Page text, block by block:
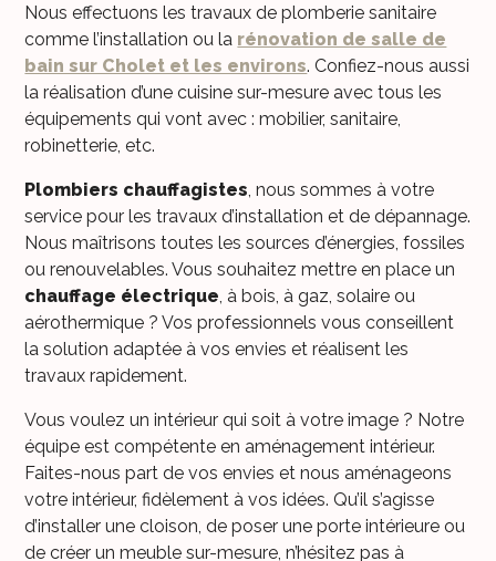
Nous effectuons les travaux de plomberie sanitaire
comme l’installation ou la rénovation de salle de
bain sur Cholet et les environs. Confiez-nous aussi
la réalisation d’une cuisine sur-mesure avec tous les
équipements qui vont avec : mobilier, sanitaire,
robinetterie, etc.
Plombiers chauffagistes , nous sommes à votre
service pour les travaux d’installation et de dépannage.
Nous maîtrisons toutes les sources d’énergies, fossiles
ou renouvelables. Vous souhaitez mettre en place un
chauffage électrique , à bois, à gaz, solaire ou
aérothermique ? Vos professionnels vous conseillent
la solution adaptée à vos envies et réalisent les
travaux rapidement.
Vous voulez un intérieur qui soit à votre image ? Notre
équipe est compétente en aménagement intérieur.
Faites-nous part de vos envies et nous aménageons
votre intérieur, fidèlement à vos idées. Qu’il s’agisse
d’installer une cloison, de poser une porte intérieure ou
de créer un meuble sur-mesure, n’hésitez pas à